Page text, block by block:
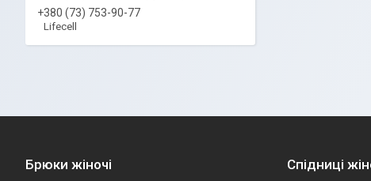
+380 (73) 753-90-77
Lifecell
Брюки жіночі Спідниці